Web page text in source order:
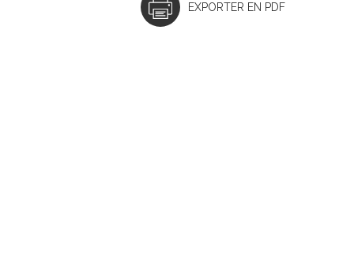
EXPORTER EN PDF